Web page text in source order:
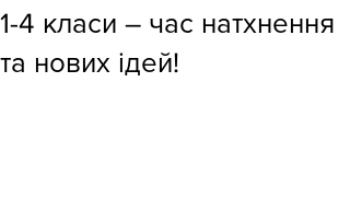
1-4 класи – час натхнення
та нових ідей!